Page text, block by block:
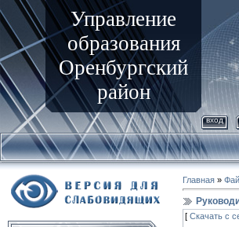
Управление
образования
Оренбургский
район
вход
Главная »
[ Скачать с